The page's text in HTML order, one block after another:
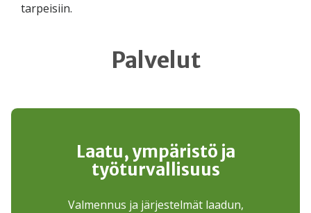
tarpeisiin.
Palvelut
Laatu, ympäristö ja
työturvallisuus
Valmennus ja järjestelmät laadun,